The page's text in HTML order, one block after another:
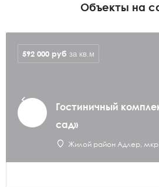
Объекты на
Гостиничный
сад»
Жилой район Адлер,
592 000 руб за кв.м